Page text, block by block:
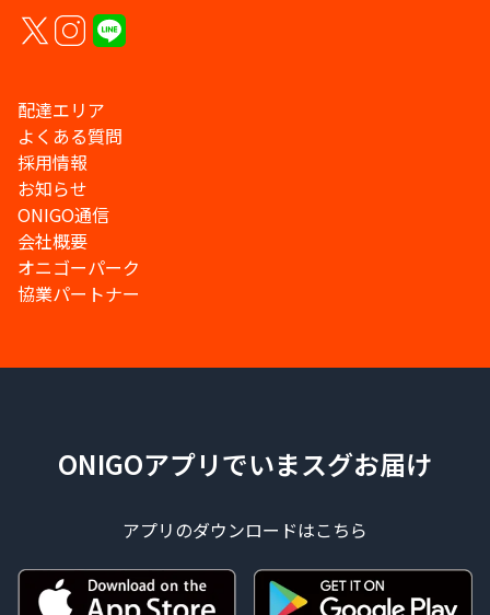
配達エリア
よくある質問
採用情報
お知らせ
ONIGO通信
会社概要
オニゴーパーク
協業パートナー
ONIGOアプリでいまスグお届け
アプリのダウンロードはこちら